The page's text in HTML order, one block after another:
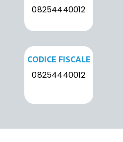
08254440012
CODICE FISCALE
08254440012